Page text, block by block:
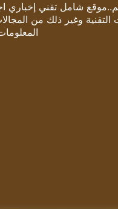
شامل تقني إخباري
التقنية وغير ذلك من